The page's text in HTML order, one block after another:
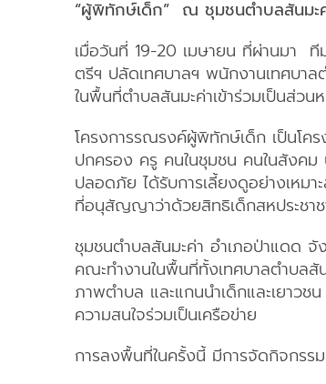
“ผู้พิทักษ์เด็ก” ณ ชุมชนตำบลสันมะ
เมื่อวันที่ 19-20 เมษายน ที่ผ่านมา
ตรีฯ ปลัดเทศบาลฯ พนักงานเทศบา
ในพื้นที่ตำบลสันมะค่าเข้าร่วมเป็นส่ว
โครงการรณรงค์ผู้พิทักษ์เด็ก เป็นโ
ปกครอง ครู คนในชุมชน คนในสังคม
ปลอดภัย ได้รับการเลี้ยงดูอย่างเหม
ที่อนุสัญญาว่าด้วยสิทธิเด็กสหประชาช
ชุมชนตำบลสันมะค่า อำเภอป่าแดด
คณะทำงานในพื้นที่ทั้งเทศบาลตำบล
ภาพตำบล และแกนนำเด็กและเยา
ความสนใจร่วมเป็นเครือข่าย
การลงพื้นที่ในครั้งนี้ มีการจัดกิจกรร